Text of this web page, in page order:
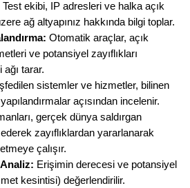
Test ekibi, IP adresleri ve halka açık
ağ altyapınız hakkında bilgi toplar.
Otomatik araçlar, açık
ve potansiyel zayıflıkları
tarar.
sistemler ve hizmetler, bilinen
açısından incelenir.
gerçek dünya saldırgan
zayıflıklardan yararlanarak
çalışır.
Erişimin derecesi ve potansiyel
kesintisi) değerlendirilir.